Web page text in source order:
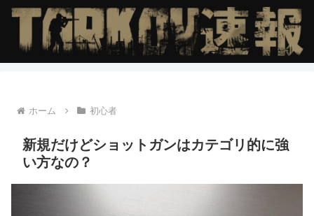
ホーム 初心者
新規だけどショットガンはカテゴリ的に強
い方なの？